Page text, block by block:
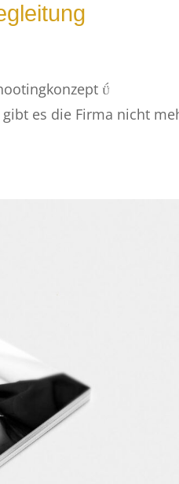

es die Firma nicht